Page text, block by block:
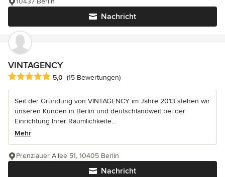
Nachricht
VINTAGENCY
Durchschnittliche Bewertung: 5 von 5 Sternen
5,0 (15 Bewertungen)
Seit der Gründung von VINTAGENCY im Jahre 2013 stehen wir
unseren Kunden in Berlin und deutschlandweit bei der
Einrichtung Ihrer Räumlichkeite...
Mehr
Nachricht
Prenzlauer Allee 51, 10405 Berlin